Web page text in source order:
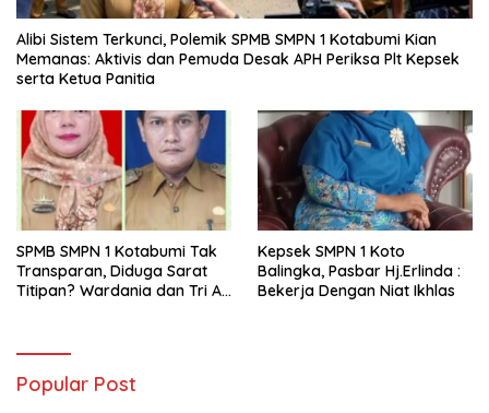
Alibi Sistem Terkunci, Polemik SPMB SMPN 1 Kotabumi Kian
Memanas: Aktivis dan Pemuda Desak APH Periksa Plt Kepsek
serta Ketua Panitia
SPMB SMPN 1 Kotabumi Tak
Transparan, Diduga Sarat
Titipan? Wardania dan Tri Aji
Kepsek SMPN 1 Koto
Balingka, Pasbar Hj.Erlinda :
Bekerja Dengan Niat Ikhlas
Popular Post